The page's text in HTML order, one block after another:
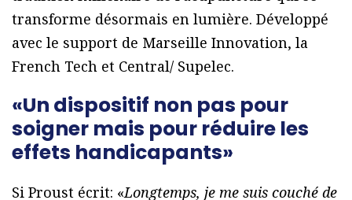
transforme désormais en lumière. Développé
avec le support de Marseille Innovation, la
French Tech et Central/ Supelec.
«Un dispositif non pas pour
soigner mais pour réduire les
effets handicapants»
Si Proust écrit: «Longtemps, je me suis couché de